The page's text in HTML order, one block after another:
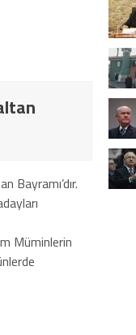
Bayramı’dır.
Müminlerin